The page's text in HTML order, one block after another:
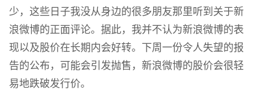
少，这些日子我没从身边的很多朋友那里听到关于新
浪微博的正面评论。据此，我并不认为新浪微博的表
现以及股价在长期内会好转。下周一份令人失望的报
告的公布，可能会引发抛售，新浪微博的股价会很轻
易地跌破发行价。